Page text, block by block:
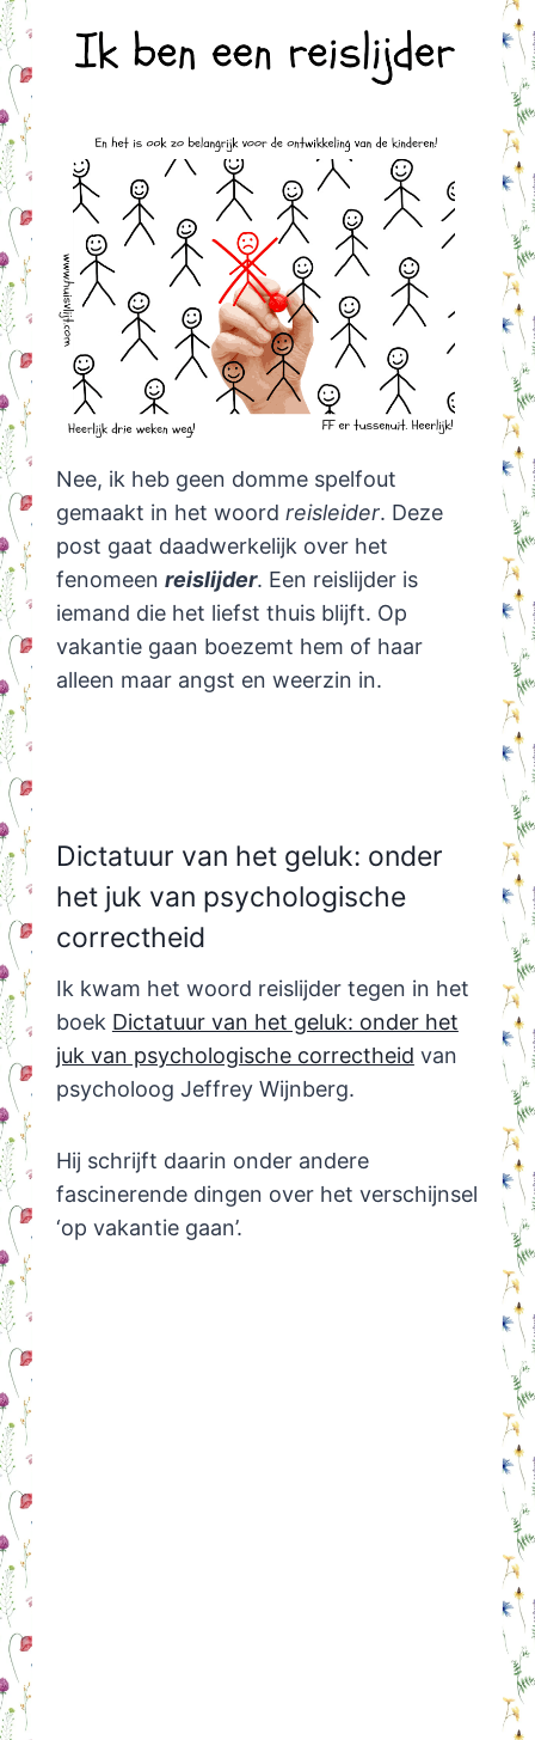
Nee, ik heb geen domme spelfout
gemaakt in het woord reisleider. Deze
post gaat daadwerkelijk over het
fenomeen reislijder. Een reislijder is
iemand die het liefst thuis blijft. Op
vakantie gaan boezemt hem of haar
alleen maar angst en weerzin in.
Dictatuur van het geluk: onder
het juk van psychologische
correctheid
Ik kwam het woord reislijder tegen in het
boek Dictatuur van het geluk: onder het
juk van psychologische correctheid van
psycholoog Jeffrey Wijnberg.
Hij schrijft daarin onder andere
fascinerende dingen over het verschijnsel
‘op vakantie gaan’.